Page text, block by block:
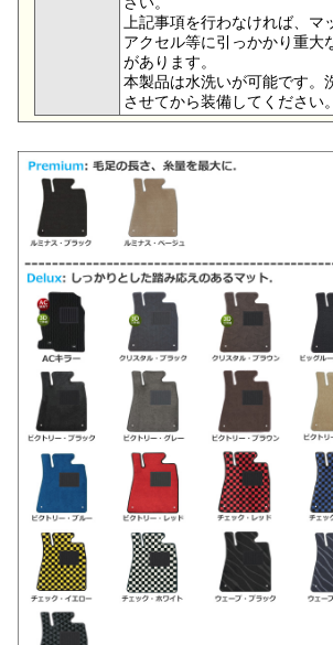
上記事項を行わなければ、マ
アクセル等に引っかかり重大
があります。
本製品は水洗いが可能です。
させてから装備してください。